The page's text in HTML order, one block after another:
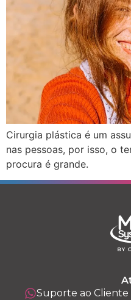
Cirurgia plástica é um
nas pessoas, por isso, o
procura é grande.
Suporte ao Cliente